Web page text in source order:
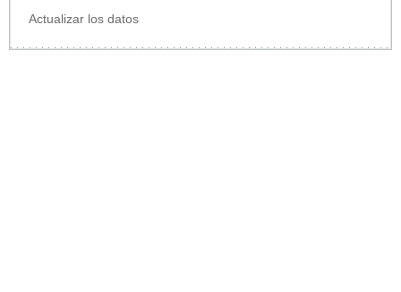
Actualizar los datos